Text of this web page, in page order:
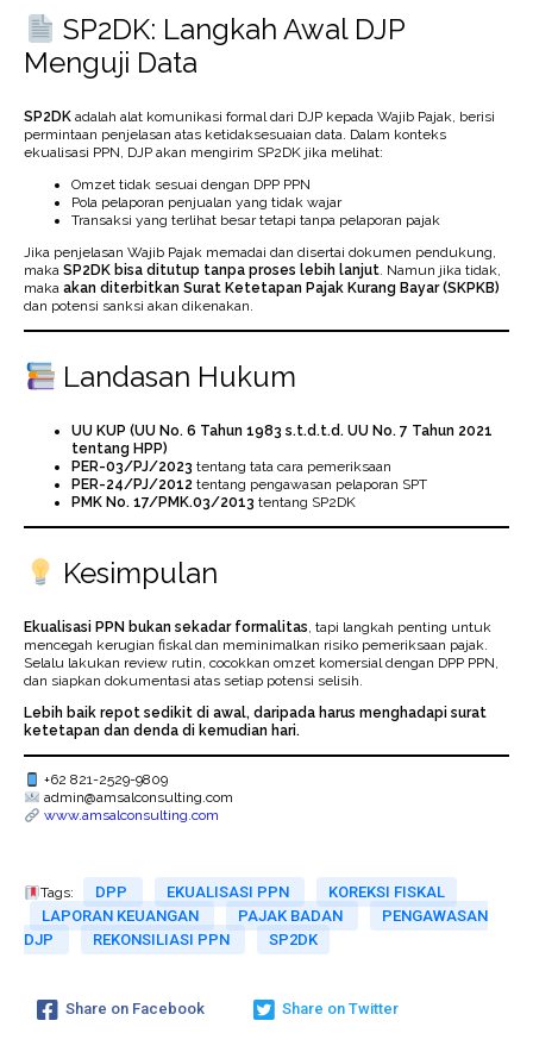
SP2DK: Langkah Awal DJP
Menguji Data
SP2DK adalah alat komunikasi formal dari DJP kepada Wajib Pajak, berisi
permintaan penjelasan atas ketidaksesuaian data. Dalam konteks
ekualisasi PPN, DJP akan mengirim SP2DK jika melihat:
Omzet tidak sesuai dengan DPP PPN
Pola pelaporan penjualan yang tidak wajar
Transaksi yang terlihat besar tetapi tanpa pelaporan pajak
Jika penjelasan Wajib Pajak memadai dan disertai dokumen pendukung,
maka SP2DK bisa ditutup tanpa proses lebih lanjut. Namun jika tidak,
maka akan diterbitkan Surat Ketetapan Pajak Kurang Bayar (SKPKB)
dan potensi sanksi akan dikenakan.
Landasan Hukum
UU KUP (UU No. 6 Tahun 1983 s.t.d.t.d. UU No. 7 Tahun 2021
tentang HPP)
PER-03/PJ/2023 tentang tata cara pemeriksaan
PER-24/PJ/2012 tentang pengawasan pelaporan SPT
PMK No. 17/PMK.03/2013 tentang SP2DK
Kesimpulan
Ekualisasi PPN bukan sekadar formalitas, tapi langkah penting untuk
mencegah kerugian fiskal dan meminimalkan risiko pemeriksaan pajak.
Selalu lakukan review rutin, cocokkan omzet komersial dengan DPP PPN,
dan siapkan dokumentasi atas setiap potensi selisih.
Lebih baik repot sedikit di awal, daripada harus menghadapi surat
ketetapan dan denda di kemudian hari.
+62 821-2529-9809
admin@amsalconsulting.com
www.amsalconsulting.com
Tags: DPP EKUALISASI PPN
KOREKSI FISKAL
LAPORAN KEUANGAN
PAJAK BADAN
PENGAWASAN
DJP
REKONSILIASI PPN SP2DK
Share on Facebook Share on Twitter